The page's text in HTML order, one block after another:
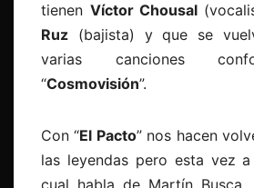
tienen Víctor Chousal
Ruz (bajista) y que se
varias canciones
“Cosmovisión”.
Con “El Pacto” nos hacen
las leyendas pero esta vez